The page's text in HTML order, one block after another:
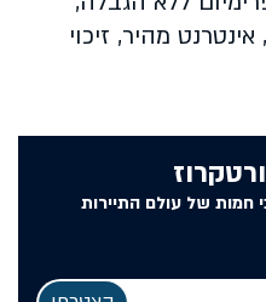
מהיר, זיכוי
חמות של עולם התיירות